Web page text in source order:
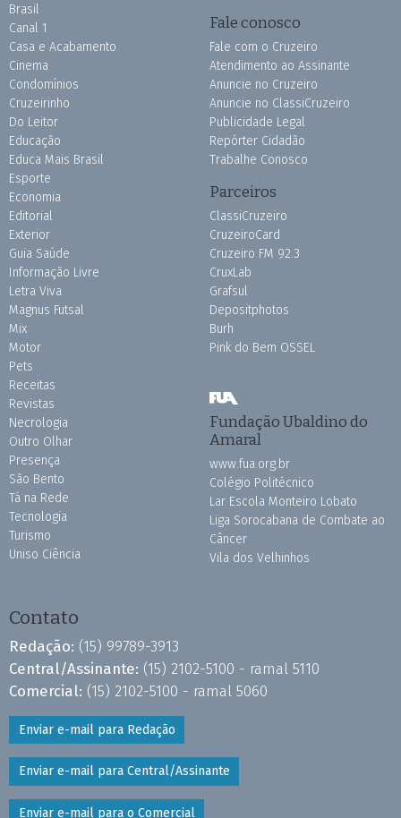
Brasil
Canal 1
Casa e Acabamento
Cinema
Condomínios
Cruzeirinho
Do Leitor
Educação
Educa Mais Brasil
Esporte
Economia
Editorial
Exterior
Guia Saúde
Informação Livre
Letra Viva
Magnus Futsal
Mix
Motor
Pets
Receitas
Revistas
Necrologia
Outro Olhar
Presença
São Bento
Tá na Rede
Tecnologia
Turismo
Uniso Ciência
Fale conosco
Fale com o Cruzeiro
Atendimento ao Assinante
Anuncie no Cruzeiro
Anuncie no ClassiCruzeiro
Publicidade Legal
Repórter Cidadão
Trabalhe Conosco
Parceiros
ClassiCruzeiro
CruzeiroCard
Cruzeiro FM 92.3
CruxLab
Grafsul
Depositphotos
Burh
Pink do Bem OSSEL
Fundação Ubaldino do
Amaral
www.fua.org.br
Colégio Politécnico
Lar Escola Monteiro Lobato
Liga Sorocabana de Combate ao
Câncer
Vila dos Velhinhos
Contato
Redação: (15) 99789-3913
Central/Assinante: (15) 2102-5100 - ramal 5110
Comercial: (15) 2102-5100 - ramal 5060
Enviar e-mail para Redação
Enviar e-mail para Central/Assinante
Enviar e-mail para o Comercial